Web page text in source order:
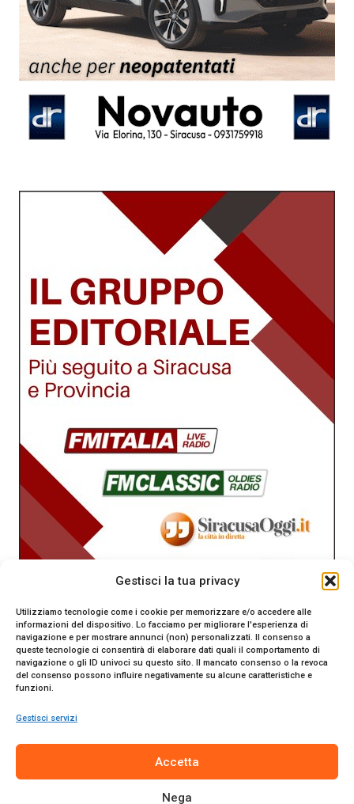
Gestisci la tua privacy
Utilizziamo tecnologie come i cookie per memorizzare e/o accedere alle
informazioni del dispositivo. Lo facciamo per migliorare l'esperienza di
navigazione e per mostrare annunci (non) personalizzati. Il consenso a
queste tecnologie ci consentirà di elaborare dati quali il comportamento di
navigazione o gli ID univoci su questo sito. Il mancato consenso o la revoca
del consenso possono influire negativamente su alcune caratteristiche e
funzioni.
Gestisci servizi
Accetta
Nega
Tribunale di Siracusa. Direttore responsabile Gianni Catania.